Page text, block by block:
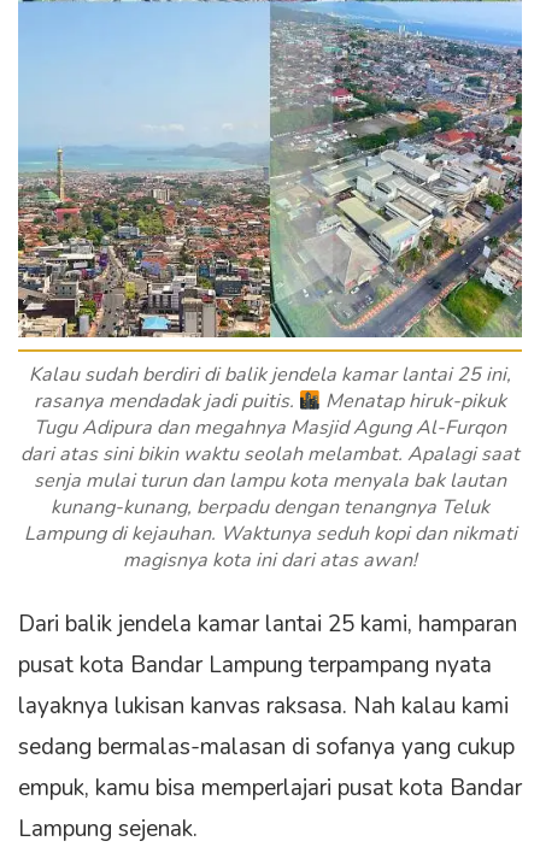
Kalau sudah berdiri di balik jendela kamar lantai 25 ini,
rasanya mendadak jadi puitis.
Menatap hiruk-pikuk
Tugu Adipura dan megahnya Masjid Agung Al-Furqon
dari atas sini bikin waktu seolah melambat. Apalagi saat
senja mulai turun dan lampu kota menyala bak lautan
kunang-kunang, berpadu dengan tenangnya Teluk
Lampung di kejauhan. Waktunya seduh kopi dan nikmati
magisnya kota ini dari atas awan!
Dari balik jendela kamar lantai 25 kami, hamparan
pusat kota Bandar Lampung terpampang nyata
layaknya lukisan kanvas raksasa. Nah kalau kami
sedang bermalas-malasan di sofanya yang cukup
empuk, kamu bisa memperlajari pusat kota Bandar
Lampung sejenak.